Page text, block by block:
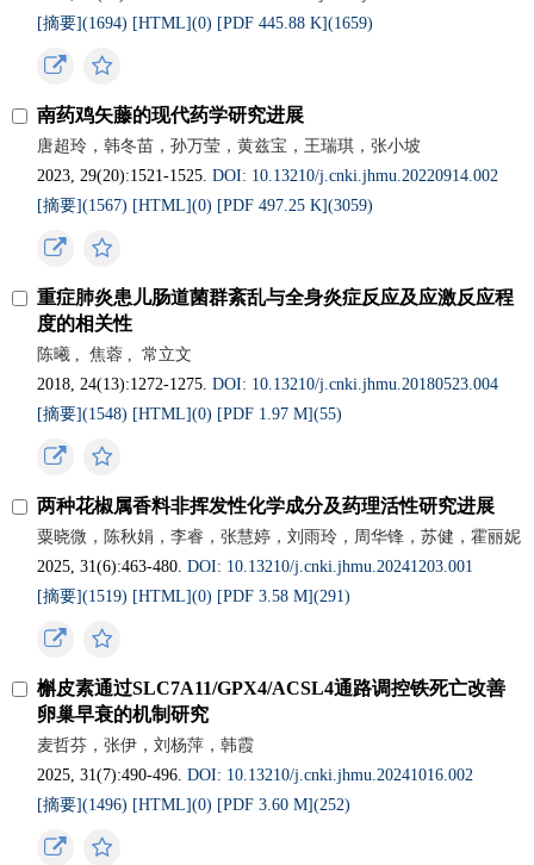
[摘要](1694) [HTML](0) [PDF 445.88 K](1659)
南药鸡矢藤的现代药学研究进展
唐超玲，韩冬苗，孙万莹，黄兹宝，王瑞琪，张小坡
2023, 29(20):1521-1525.DOI: 10.13210/j.cnki.jhmu.20220914.002
[摘要](1567) [HTML](0) [PDF 497.25 K](3059)
重症肺炎患儿肠道菌群紊乱与全身炎症反应及应激反应程
度的相关性
陈曦 , 焦蓉 ,
常立文
2018, 24(13):1272-1275.DOI: 10.13210/j.cnki.jhmu.20180523.004
[摘要](1548) [HTML](0) [PDF 1.97 M](55)
两种花椒属香料非挥发性化学成分及药理活性研究进展
粟晓微，陈秋娟，李睿，张慧婷，刘雨玲，周华锋，苏健，霍丽妮
2025, 31(6):463-480.DOI: 10.13210/j.cnki.jhmu.20241203.001
[摘要](1519) [HTML](0) [PDF 3.58 M](291)
槲皮素通过SLC7A11/GPX4/ACSL4通路调控铁死亡改善
卵巢早衰的机制研究
麦哲芬，张伊，刘杨萍，韩霞
2025, 31(7):490-496.DOI: 10.13210/j.cnki.jhmu.20241016.002
[摘要](1496) [HTML](0) [PDF 3.60 M](252)